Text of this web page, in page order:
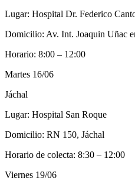
Lugar: Hospital Dr. Federico
Domicilio: Av. Int. Joaquin Uñac
Horario: 8:00 – 12:00
Martes 16/06
Jáchal
Lugar: Hospital San Roque
Domicilio: RN 150, Jáchal
Horario de colecta: 8:30 – 12:00
Viernes 19/06